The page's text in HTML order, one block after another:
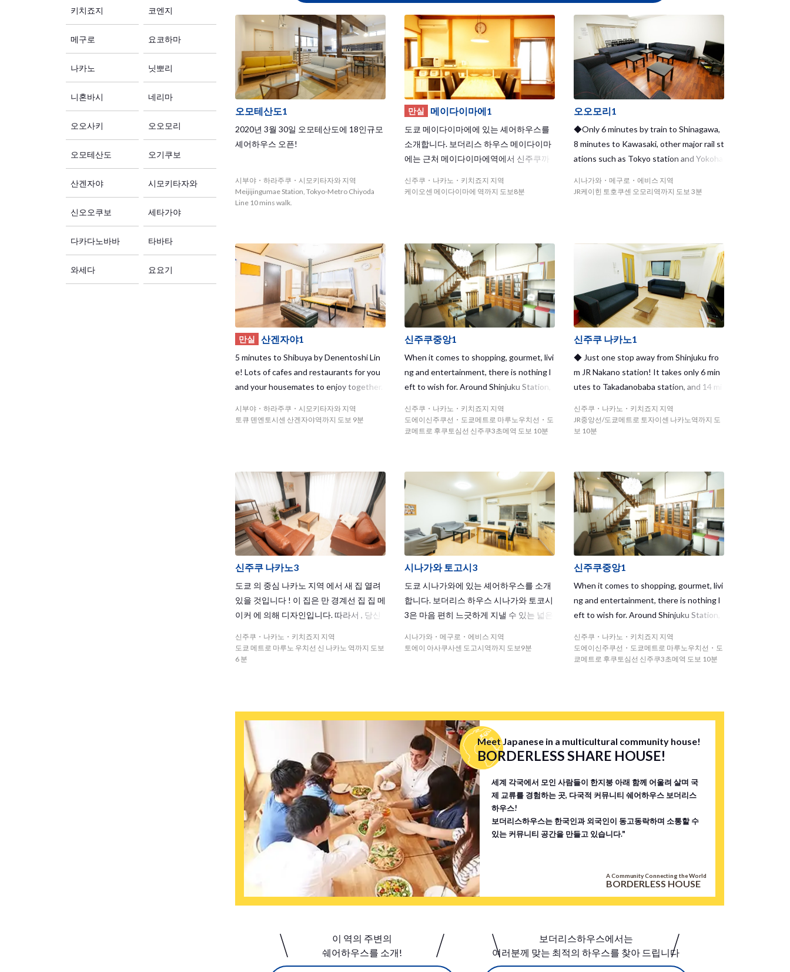
키치죠지 코엔지
메구로 요코하마
나카노 닛뽀리
니혼바시 네리마
오오사키 오오모리
오모테산도 오기쿠보
산겐자야 시모키타자와
신오오쿠보 세타가야
다카다노바바 타바타
와세다 요요기
서 셰어하우스를 찾는 분에게 강추입니다!
※9월 16일부터 견학이 가능합니다. <spa
n style="color:red;"> ※흡연자의 입주는
거절하고 있습니다. </span>
요! 딱 적당한 8명이라 가족같은 분위기 속
에서 생활이 가능합니다.
오모테산도1
2020년 3월 30일 오모테산도에 18인규모
셰어하우스 오픈!
시부야・하라주쿠・시모키타자와 지역
Meijijingumae Station, Tokyo-Metro Chiyoda
Line 10 mins walk.
만실 메이다이마에1
도쿄 메이다이마에에 있는 셰어하우스를
소개합니다. 보더리스 하우스 메이다이마
에는 근처 메이다이마에역에서 신주쿠까
가 좋습니다. 역 병설의 상점시설, 작은 상
일이 놀라운 하루하루를 보내보지 않으시
겠어요? 인기가 높은 하우스라 예약은 빨
리빨리!
신주쿠・나카노・키치죠지 지역
케이오센 메이다이마에 역까지 도보8분
오오모리1
◆Only 6 minutes by train to Shinagawa,
8 minutes to Kawasaki, other major rail st
ations such as Tokyo station and Yokoha
cellent access to everywhere you go!◆
시나가와・메구로・에비스 지역
JR케이힌 토호쿠센 오모리역까지 도보 3분
만실 산겐자야1
5 minutes to Shibuya by Denentoshi Lin
e! Lots of cafes and restaurants for you
and your housemates to enjoy together.
kitazawa where you can find lots of vinta
시부야・하라주쿠・시모키타자와 지역
토큐 덴엔토시센 산겐자야역까지 도보 9분
신주쿠중앙1
When it comes to shopping, gourmet, livi
ng and entertainment, there is nothing l
eft to wish for. Around Shinjuku Station,
r of passengers per day, large departmen
t stores such as Isetan and Lumine and v
신주쿠・나카노・키치죠지 지역
도에이신주쿠선・도쿄메트로 마루노우치선・도
쿄메트로 후쿠토심선 신주쿠3초메역 도보 10분
신주쿠 나카노1
◆ Just one stop away from Shinjuku fro
m JR Nakano station! It takes only 6 min
utes to Takadanobaba station, and 14 mi
n Nakano area offers a ton of convenienc
e!◆
신주쿠・나카노・키치죠지 지역
JR중앙선/도쿄메트로 토자이센 나카노역까지 도
보 10분
신주쿠 나카노3
도쿄 의 중심 나카노 지역 에서 새 집 열려
있을 것입니다 ! 이 집은 만 경계선 집 집 메
이커 에 의해 디자인입니다. 따라서 , 당신
진 시간을 보내고 됩니다 ) 신주쿠 Nakano
3 하우스 주변의 이웃 정말 안전하고 두 개
즐길 나카노 지역 에서 유일한 일본어 배양
할 수 있습니다 도보로 이동할 수있는 거리
에 상점 들로 가득합니다 )
신주쿠・나카노・키치죠지 지역
도쿄 메트로 마루노 우치선 신 나카노 역까지 도보
6 분
시나가와 토고시3
도쿄 시나가와에 있는 셰어하우스를 소개
합니다. 보더리스 하우스 시나가와 토코시
3은 마음 편히 느긋하게 지낼 수 있는 넓은
처에는 연못이 있는 토고시 공원도 있죠!
하우스까지의 길에는 상점가, 편의점, 식
당, 은행, 슈퍼마켓 등이 있어 불편없이 생
활이 가능합니다. 총 인원 11명, 다양한 국
적의 친구들과 일본 생활을 즐겨보세요!
시나가와・메구로・에비스 지역
토에이 아사쿠사센 도고시역까지 도보9분
신주쿠중앙1
When it comes to shopping, gourmet, livi
ng and entertainment, there is nothing l
eft to wish for. Around Shinjuku Station,
r of passengers per day, large departmen
t stores such as Isetan and Lumine and v
신주쿠・나카노・키치죠지 지역
도에이신주쿠선・도쿄메트로 마루노우치선・도
쿄메트로 후쿠토심선 신주쿠3초메역 도보 10분
Meet Japanese in a multicultural community house!
BORDERLESS SHARE HOUSE!
세계 각국에서 모인 사람들이 한지붕 아래 함께 어울려 살며 국
제 교류를 경험하는 곳, 다국적 커뮤니티 쉐어하우스 보더리스
하우스!
보더리스하우스는 한국인과 외국인이 동고동락하며 소통할 수
있는 커뮤니티 공간을 만들고 있습니다."
A Community Connecting the World
BORDERLESS HOUSE
이 역의 주변의
쉐어하우스를 소개!
보더리스하우스에서는
여러분께 맞는 최적의 하우스를 찾아 드립니다